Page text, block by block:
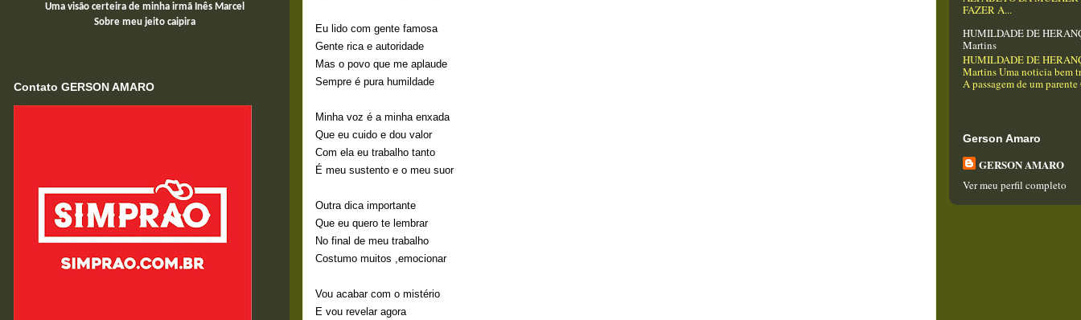
Eu lido com gente famosa
Gente rica e autoridade
Mas o povo que me aplaude
Sempre é pura humildade
Minha voz é a minha enxada
Que eu cuido e dou valor
Com ela eu trabalho tanto
É meu sustento e o meu suor
Outra dica importante
Que eu quero te lembrar
No final de meu trabalho
Costumo muitos ,emocionar
Vou acabar com o mistério
E vou revelar agora
Uma visão certeira de minha irmã Inês Marcel
Sobre meu jeito caipira
Contato GERSON AMARO
FAZER A...
HUMILDADE DE
Martins
HUMILDADE DE
Martins Uma noticia bem
A passagem de um
Gerson Amaro
GERSON AMARO
Ver meu perfil completo